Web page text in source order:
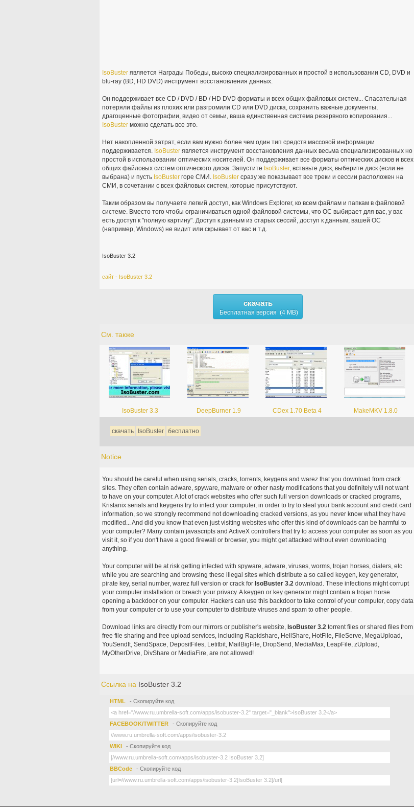
IsoBusterявляется Награды Победы, высоко специализированных и простой в использовании CD, DVD и
blu-ray (BD, HD DVD) инструмент восстановления данных.
Он поддерживает все CD / DVD / BD / HD DVD форматы и всех общих файловых систем... Спасательная
потеряли файлы из плохих или разгромили CD или DVD диска, сохранить важные документы,
драгоценные фотографии, видео от семьи, ваша единственная система резервного копирования...
IsoBusterможно сделать все это.
Нет накопленной затрат, если вам нужно более чем один тип средств массовой информации
поддерживается. IsoBusterявляется инструмент восстановления данных весьма специализированных но
простой в использовании оптических носителей. Он поддерживает все форматы оптических дисков и всех
общих файловых систем оптического диска. Запустите IsoBuster, вставьте диск, выберите диск (если не
выбрана) и пусть IsoBusterгоре СМИ. IsoBusterсразу же показывает все треки и сессии расположен на
СМИ, в сочетании с всех файловых систем, которые присутствуют.
Таким образом вы получаете легкий доступ, как Windows Explorer, ко всем файлам и папкам в файловой
системе. Вместо того чтобы ограничиваться одной файловой системы, что ОС выбирает для вас, у вас
есть доступ к "полную картину". Доступ к данным из старых сессий, доступ к данным, вашей ОС
(например, Windows) не видит или скрывает от вас и т.д.
IsoBuster 3.2
сайт - IsoBuster 3.2
скачать
Бесплатная версия (4 MB)
См. также
IsoBuster 3.3 DeepBurner 1.9 CDex 1.70 Beta 4 MakeMKV 1.8.0
скачать IsoBuster бесплатно
Notice
You should be careful when using serials, cracks, torrents, keygens and warez that you download from crack
sites. They often contain adware, spyware, malware or other nasty modifications that you definitely will not want
to have on your computer. A lot of crack websites who offer such full version downloads or cracked programs,
Kristanix serials and keygens try to infect your computer, in order to try to steal your bank account and credit card
information, so we strongly recommend not downloading cracked versions, as you never know what they have
modified... And did you know that even just visiting websites who offer this kind of downloads can be harmful to
your computer? Many contain javascripts and ActiveX controllers that try to access your computer as soon as you
visit it, so if you don't have a good firewall or browser, you might get attacked without even downloading
anything.
Your computer will be at risk getting infected with spyware, adware, viruses, worms, trojan horses, dialers, etc
while you are searching and browsing these illegal sites which distribute a so called keygen, key generator,
pirate key, serial number, warez full version or crack for IsoBuster 3.2download. These infections might corrupt
your computer installation or breach your privacy. A keygen or key generator might contain a trojan horse
opening a backdoor on your computer. Hackers can use this backdoor to take control of your computer, copy data
from your computer or to use your computer to distribute viruses and spam to other people.
Download links are directly from our mirrors or publisher's website, IsoBuster 3.2torrent files or shared files from
free file sharing and free upload services, including Rapidshare, HellShare, HotFile, FileServe, MegaUpload,
YouSendIt, SendSpace, DepositFiles, Letitbit, MailBigFile, DropSend, MediaMax, LeapFile, zUpload,
MyOtherDrive, DivShare or MediaFire, are not allowed!
Ссылка на IsoBuster 3.2
HTML - Скопируйте код
FACEBOOK/TWITTER - Скопируйте код
WIKI - Скопируйте код
BBCode - Скопируйте код